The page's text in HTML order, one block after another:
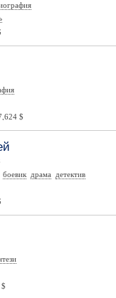
$
боевик драма
детектив